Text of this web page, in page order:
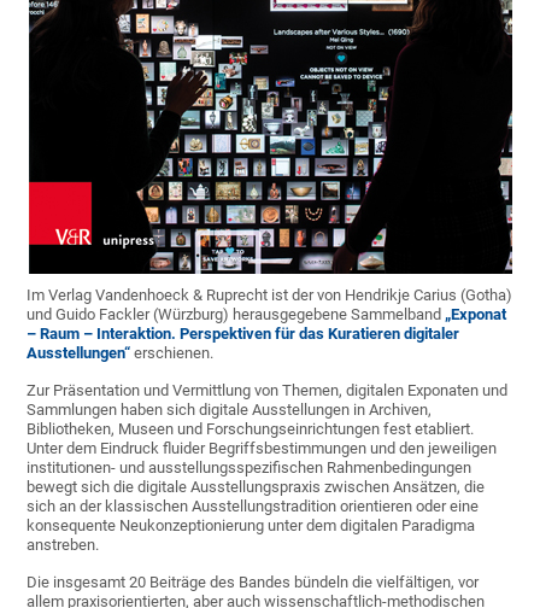
Im Verlag Vandenhoeck & Ruprecht ist der von Hendrikje Carius (Gotha)
und Guido Fackler (Würzburg) herausgegebene Sammelband „Exponat
– Raum – Interaktion. Perspektiven für das Kuratieren digitaler
Ausstellungen“ erschienen.
Zur Präsentation und Vermittlung von Themen, digitalen Exponaten und
Sammlungen haben sich digitale Ausstellungen in Archiven,
Bibliotheken, Museen und Forschungseinrichtungen fest etabliert.
Unter dem Eindruck fluider Begriffsbestimmungen und den jeweiligen
institutionen- und ausstellungsspezifischen Rahmenbedingungen
bewegt sich die digitale Ausstellungspraxis zwischen Ansätzen, die
sich an der klassischen Ausstellungstradition orientieren oder eine
konsequente Neukonzeptionierung unter dem digitalen Paradigma
anstreben.
Die insgesamt 20 Beiträge des Bandes bündeln die vielfältigen, vor
allem praxisorientierten, aber auch wissenschaftlich-methodischen